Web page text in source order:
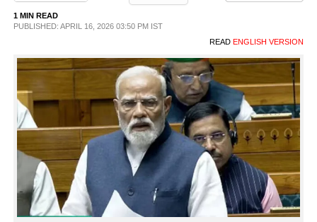
LIFESTYLE
SPIRITUAL
INFO+
ASTRO
1 MIN READ
PUBLISHED: APRIL 16, 2026 03:50 PM IST
READ ENGLISH VERSION